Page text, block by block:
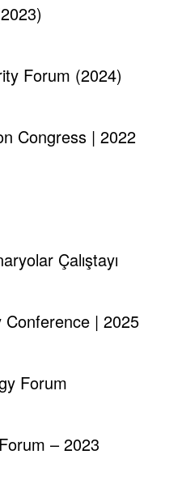
Forum (2024)
Congress | 2022
Çalıştayı
| 2025
Forum
– 2023